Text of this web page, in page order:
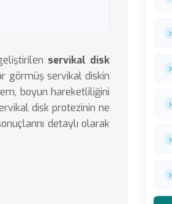
servikal disk
görmüş servikal diskin
boyun hareketliliğini
disk protezinin ne
detaylı olarak